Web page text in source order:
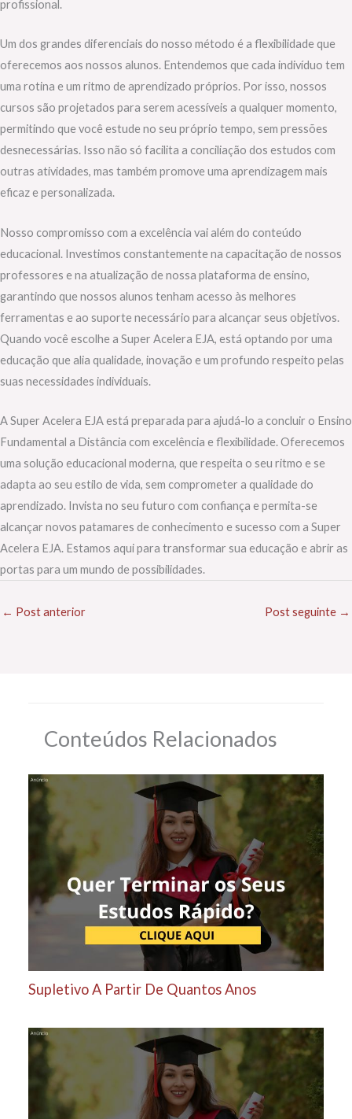
profissional.
Um dos grandes diferenciais do nosso método é a flexibilidade que
oferecemos aos nossos alunos. Entendemos que cada indivíduo tem
uma rotina e um ritmo de aprendizado próprios. Por isso, nossos
cursos são projetados para serem acessíveis a qualquer momento,
permitindo que você estude no seu próprio tempo, sem pressões
desnecessárias. Isso não só facilita a conciliação dos estudos com
outras atividades, mas também promove uma aprendizagem mais
eficaz e personalizada.
Nosso compromisso com a excelência vai além do conteúdo
educacional. Investimos constantemente na capacitação de nossos
professores e na atualização de nossa plataforma de ensino,
garantindo que nossos alunos tenham acesso às melhores
ferramentas e ao suporte necessário para alcançar seus objetivos.
Quando você escolhe a Super Acelera EJA, está optando por uma
educação que alia qualidade, inovação e um profundo respeito pelas
suas necessidades individuais.
A Super Acelera EJA está preparada para ajudá-lo a concluir o Ensino
Fundamental a Distância com excelência e flexibilidade. Oferecemos
uma solução educacional moderna, que respeita o seu ritmo e se
adapta ao seu estilo de vida, sem comprometer a qualidade do
aprendizado. Invista no seu futuro com confiança e permita-se
alcançar novos patamares de conhecimento e sucesso com a Super
Acelera EJA. Estamos aqui para transformar sua educação e abrir as
portas para um mundo de possibilidades.
← Post anterior Post seguinte →
Conteúdos Relacionados
Supletivo A Partir De Quantos Anos